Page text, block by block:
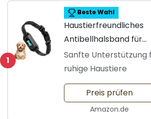
1
Beste Wahl
Haustierfreundliches
Antibellhalsband für
Hunde
Sanfte Unterstützung
ruhige Haustiere
Preis prüfen
Amazon.de